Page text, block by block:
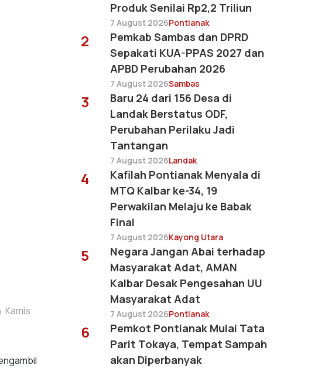
Kamis
Produk Senilai Rp2,2 Triliun
7 August 2026Pontianak
2
Pemkab Sambas dan DPRD
Sepakati KUA-PPAS 2027 dan
APBD Perubahan 2026
7 August 2026Sambas
3
Baru 24 dari 156 Desa di
Landak Berstatus ODF,
Perubahan Perilaku Jadi
Tantangan
7 August 2026Landak
4
Kafilah Pontianak Menyala di
MTQ Kalbar ke-34, 19
Perwakilan Melaju ke Babak
Final
7 August 2026Kayong Utara
5
Negara Jangan Abai terhadap
Masyarakat Adat, AMAN
Kalbar Desak Pengesahan UU
Masyarakat Adat
7 August 2026Pontianak
6
Pemkot Pontianak Mulai Tata
Parit Tokaya, Tempat Sampah
akan Diperbanyak